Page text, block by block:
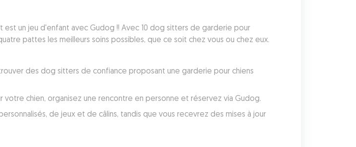
un jeu d'enfant avec Gudog !! Avec 10 dog sitters de garderie pour
pattes les meilleurs soins possibles, que ce soit chez vous ou chez eux.
des dog sitters de confiance proposant une garderie pour chiens
votre chien, organisez une rencontre en personne et réservez via Gudog.
de jeux et de câlins, tandis que vous recevrez des mises à jour